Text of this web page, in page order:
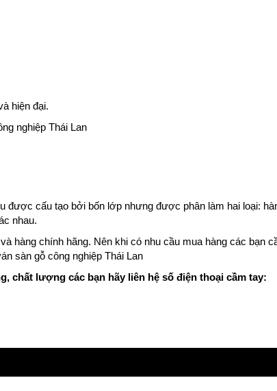
hiện đại.
nghiệp Thái Lan
được cấu tạo bởi bốn lớp nhưng được phân làm hai loại:
nhau.
hàng chính hãng. Nên khi có nhu cầu mua hàng các bạn
sàn gỗ công nghiệp Thái Lan
chất lượng các bạn hãy liên hệ số điện thoại cầm tay: